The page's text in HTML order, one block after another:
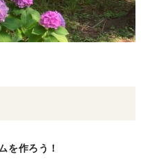
を作ろう！